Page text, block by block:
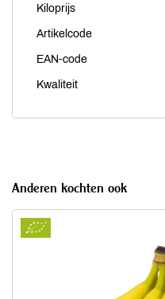
Kiloprijs
Artikelcode
EAN-code
Kwaliteit
Anderen kochten ook